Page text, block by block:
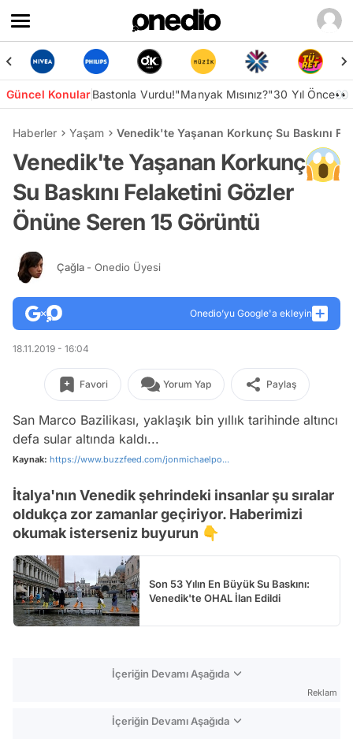
Güncel KonularBastonla Vurdu!"Manyak Mısınız?"30 Yıl Önce👀
Haberler Yaşam Venedik'te Yaşanan Korkunç Su Baskını
Venedik'te Yaşanan Korkunç
Su Baskını Felaketini Gözler
Önüne Seren 15 Görüntü
Çağla - Onedio Üyesi
Onedio’yu Google'a ekleyin
18.11.2019 - 16:04
Favori Yorum Yap Paylaş
San Marco Bazilikası, yaklaşık bin yıllık tarihinde altıncı
defa sular altında kaldı...
Kaynak: https://www.buzzfeed.com/jonmichaelpo...
İtalya'nın Venedik şehrindeki insanlar şu sıralar
oldukça zor zamanlar geçiriyor. Haberimizi
okumak isterseniz buyurun 👇
Son 53 Yılın En Büyük Su Baskını:
Venedik'te OHAL İlan Edildi
İçeriğin Devamı Aşağıda
Reklam
İçeriğin Devamı Aşağıda